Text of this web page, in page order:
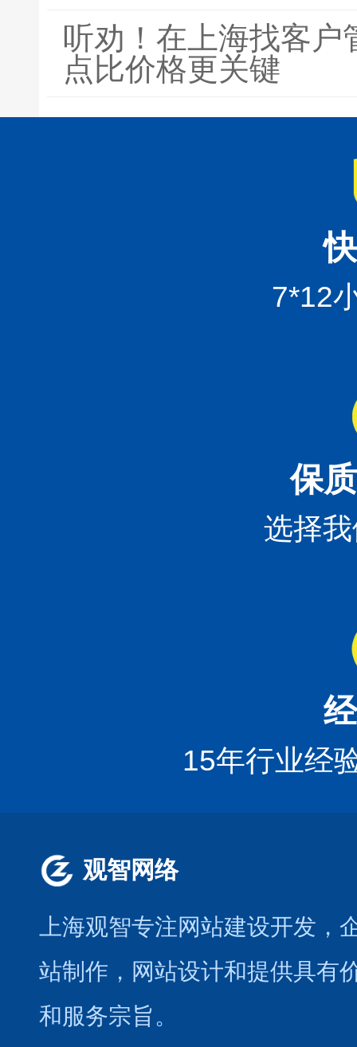
听劝！在上海找客户
点比价格更关键
7*12
保
选择
15年行业经
观智网络
上海观智专注网站建设开发 ，
站制作 ， 网站设计和提供具有
和服务宗旨。